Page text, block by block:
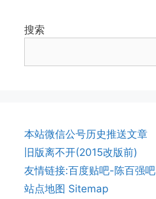
搜索
本站微信公号历史推送文章
旧版离不开(2015改版前)
友情链接:百度贴吧-陈百强吧
站点地图 Sitemap